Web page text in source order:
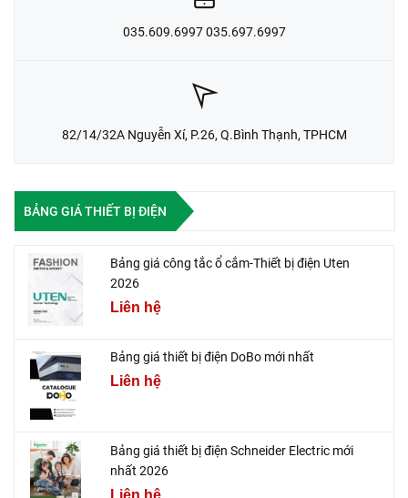
035.609.6997 035.697.6997
82/14/32A Nguyễn Xí, P.26, Q.Bình Thạnh, TPHCM
BẢNG GIÁ THIẾT BỊ ĐIỆN
Bảng giá công tắc ổ cắm-Thiết bị điện Uten
2026
Liên hệ
Bảng giá thiết bị điện DoBo mới nhất
Liên hệ
Bảng giá thiết bị điện Schneider Electric mới
nhất 2026
Liên hệ